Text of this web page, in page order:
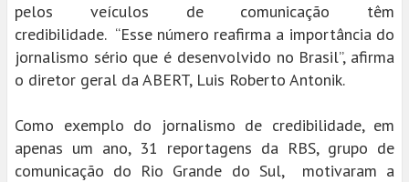
pelos veículos de comunicação têm
credibilidade. “Esse número reafirma a importância do
jornalismo sério que é desenvolvido no Brasil”, afirma
o diretor geral da ABERT, Luis Roberto Antonik.
Como exemplo do jornalismo de credibilidade, em
apenas um ano, 31 reportagens da RBS, grupo de
comunicação do Rio Grande do Sul, motivaram a